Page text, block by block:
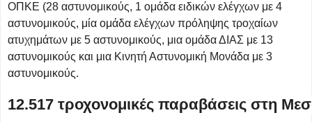
ΟΠΚΕ (28 αστυνομικούς, 1 ομάδα ειδικών ελέγχων με 4
αστυνομικούς, μία ομάδα ελέγχων πρόληψης τροχαίων
ατυχημάτων με 5 αστυνομικούς, μια ομάδα ΔΙΑΣ με 13
αστυνομικούς και μια Κινητή Αστυνομική Μονάδα με 3
αστυνομικούς.
12.517 τροχονομικές παραβάσεις στη